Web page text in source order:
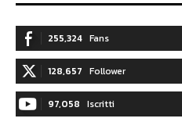
255,324 Fans
128,657 Follower
97,058 Iscritti